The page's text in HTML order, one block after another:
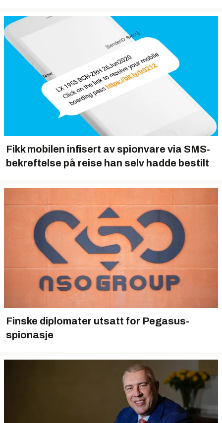
Fikk mobilen infisert av spionvare via SMS-
bekreftelse på reise han selv hadde bestilt
Finske diplomater utsatt for Pegasus-
spionasje